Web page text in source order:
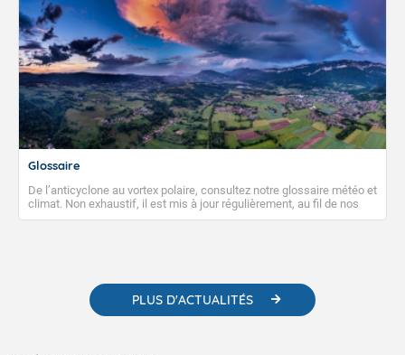
Glossaire
De l’anticyclone au vortex polaire, consultez notre glossaire météo et
climat. Non exhaustif, il est mis à jour régulièrement, au fil de nos
publications. Vous y trouverez également des liens utiles vers nos
PLUS D'ACTUALITÉS